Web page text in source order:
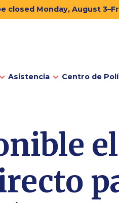
Monday, August
Asistencia Centro de